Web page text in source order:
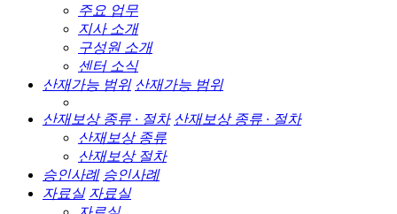
주요 업무
지사 소개
구성원 소개
센터 소식
산재가능 범위 산재가능 범위
산재보상 종류 · 절차 산재보상 종류 · 절차
산재보상 종류
산재보상 절차
승인사례 승인사례
자료실 자료실